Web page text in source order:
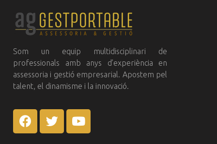
Som un equip multidisciplinari de
professionals amb anys d’experiència en
assessoria i gestió empresarial. Apostem pel
talent, el dinamisme i la innovació.